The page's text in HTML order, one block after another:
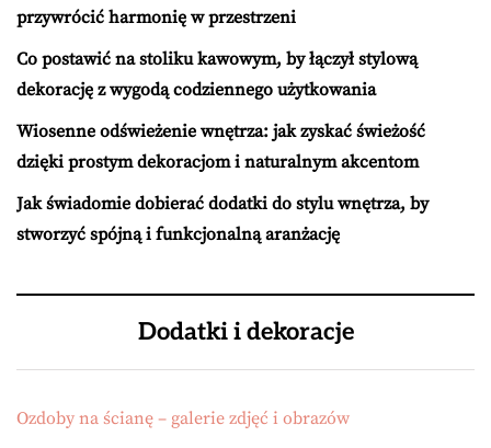
przywrócić harmonię w przestrzeni
Co postawić na stoliku kawowym, by łączył stylową
dekorację z wygodą codziennego użytkowania
Wiosenne odświeżenie wnętrza: jak zyskać świeżość
dzięki prostym dekoracjom i naturalnym akcentom
Jak świadomie dobierać dodatki do stylu wnętrza, by
stworzyć spójną i funkcjonalną aranżację
Dodatki i dekoracje
Ozdoby na ścianę – galerie zdjęć i obrazów